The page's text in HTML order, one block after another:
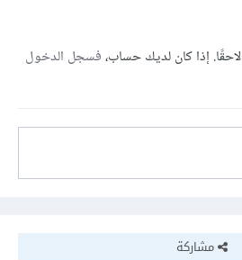
إذا كان لديك حساب،فسجل الدخول
مشاركة